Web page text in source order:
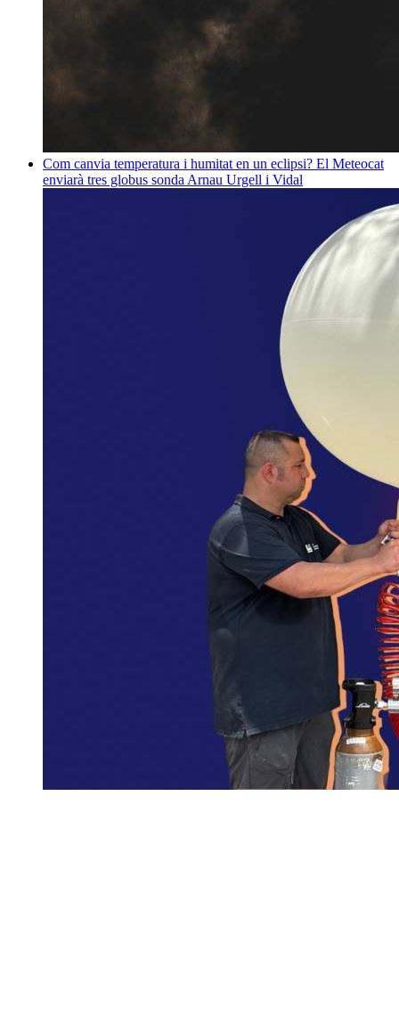
Com canvia temperatura i humitat en un eclipsi? El Meteocat
enviarà tres globus sonda Arnau Urgell i Vidal